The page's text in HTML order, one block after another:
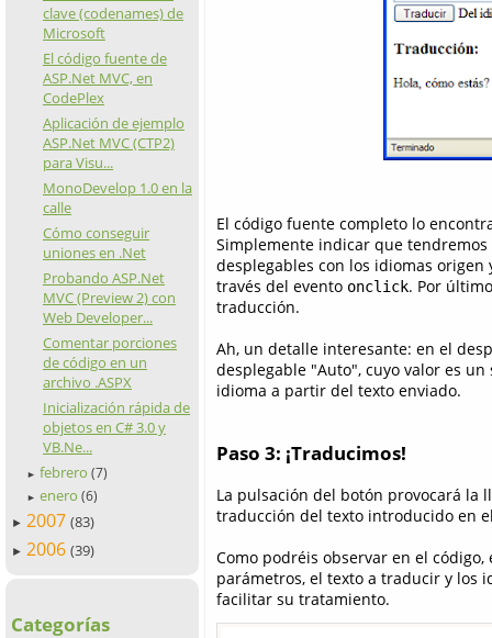
clave (codenames) de
Microsoft
El código fuente de
ASP.Net MVC, en
CodePlex
Aplicación de ejemplo
ASP.Net MVC (CTP2)
para Visu...
MonoDevelop 1.0 en la
calle
Cómo conseguir
uniones en .Net
Probando ASP.Net
MVC (Preview 2) con
Web Developer...
Comentar porciones
de código en un
archivo .ASPX
Inicialización rápida de
objetos en C# 3.0 y
VB.Ne...
► febrero (7)
► enero (6)
► 2007 (83)
► 2006 (39)
Categorías
El código fuente completo lo
Simplemente indicar que
desplegables con los idiomas
través del evento onclick. Por
traducción.
Ah, un detalle interesante: en el
desplegable "Auto", cuyo valor es
idioma a partir del texto enviado.
Paso 3: ¡Traducimos!
La pulsación del botón provocará la
traducción del texto introducido en
Como podréis observar en el
parámetros, el texto a traducir y los
facilitar su tratamiento.